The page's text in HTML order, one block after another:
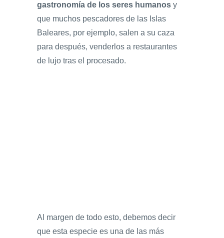
gastronomía de los seres humanos y
que muchos pescadores de las Islas
Baleares, por ejemplo, salen a su caza
para después, venderlos a restaurantes
de lujo tras el procesado.
Al margen de todo esto, debemos decir
que esta especie es una de las más